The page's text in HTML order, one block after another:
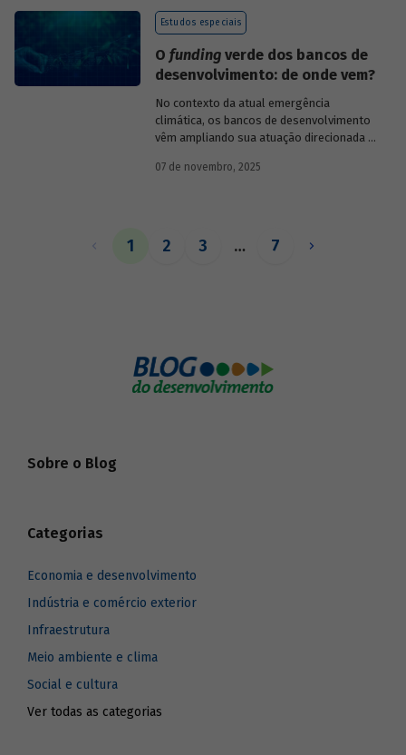
momentos de crise, como as de 2008 e
da Covid-19, e no combate à emergência
entanto, são necessárias sólidas fontes
de recursos.
Estudos especiais
O fundingverde dos bancos de
desenvolvimento: de onde vem?
No contexto da atual emergência
climática, os bancos de desenvolvimento
vêm ampliando sua atuação direcionada à
e, consequentemente, buscado novas
bancos de desenvolvimento, comparando
07 de novembro, 2025
1 2 3 … 7
Sobre o Blog
Categorias
Economia e desenvolvimento
Indústria e comércio exterior
Infraestrutura
Meio ambiente e clima
Social e cultura
Ver todas as categorias